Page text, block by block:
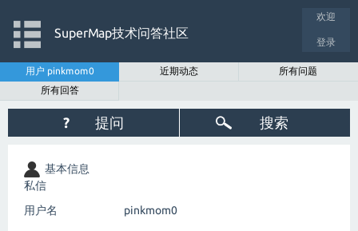
欢迎
登录
SuperMap技术问答社区
用户 pinkmom0 近期动态
所有问题
所有回答
? 提问 搜索
基本信息
私信
用户名
pinkmom0